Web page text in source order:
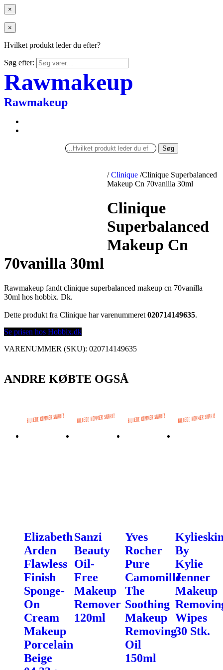
×
×
Hvilket produkt leder du efter?
Søg efter:
Rawmakeup
Rawmakeup
Søg
/ Clinique /Clinique Superbalanced
Makeup Cn 70vanilla 30ml
Clinique
Superbalanced
Makeup Cn
70vanilla 30ml
Rawmakeup fandt clinique superbalanced makeup cn 70vanilla
30ml hos hobbix. Dk.
Dette produkt fra Clinique har varenummeret 020714149635.
Se prisen hos Hobbix.dk
VARENUMMER (SKU): 020714149635
ANDRE KØBTE OGSÅ
Elizabeth
Arden
Flawless
Finish
Sponge-
On
Cream
Makeup
Porcelain
Beige
Sanzi
Beauty
Oil-
Free
Makeup
Remover
120ml
Yves
Rocher
Pure
Camomille
The
Soothing
Makeup
Removing
Oil
150ml
By
Kylie
Jenner
Makeup
Wipes
30 Stk.